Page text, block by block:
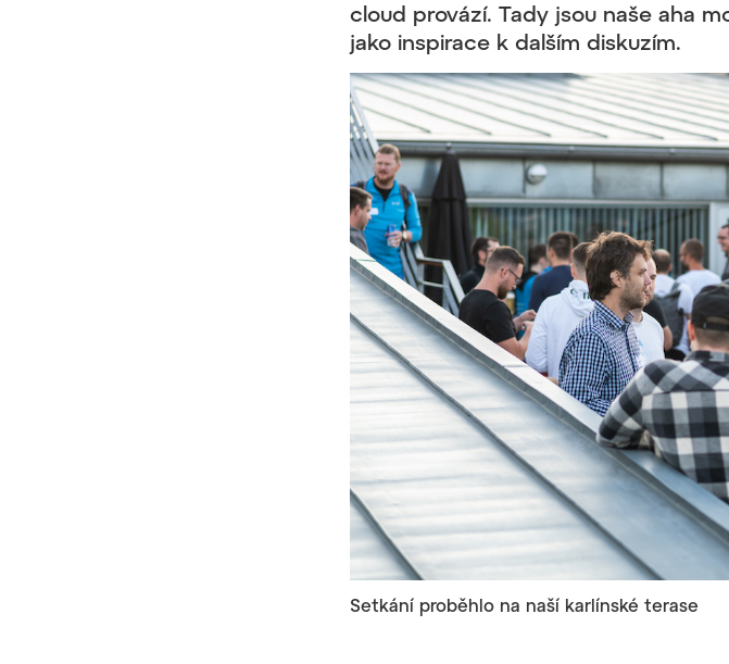
cloud provází. Tady jsou naše aha
jako inspirace k dalším diskuzím.
Setkání proběhlo na naší karlínské terase